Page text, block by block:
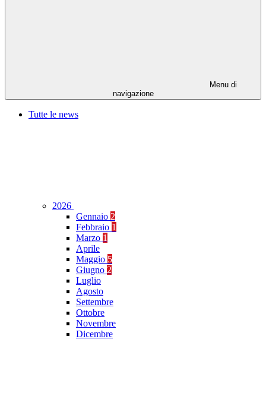
Menu di
navigazione
Tutte le news
2026
Gennaio 2
Febbraio 1
Marzo 1
Aprile
Maggio 5
Giugno 2
Luglio
Agosto
Settembre
Ottobre
Novembre
Dicembre